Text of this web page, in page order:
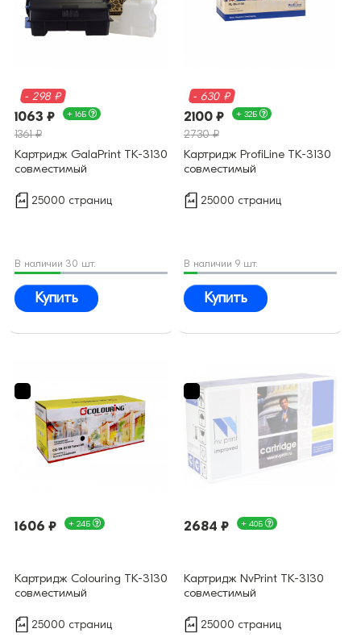
- 298 ₽
1063 ₽ + 16Б
1361 ₽
Картридж GalaPrint TK-3130
совместимый
25000 страниц
В наличии 30 шт.
Купить
- 630 ₽
2100 ₽ + 32Б
2730 ₽
Картридж ProfiLine TK-3130
совместимый
25000 страниц
В наличии 9 шт.
Купить
1606 ₽ + 24Б
Картридж Colouring TK-3130
совместимый
25000 страниц
2684 ₽ + 40Б
Картридж NvPrint TK-3130
совместимый
25000 страниц